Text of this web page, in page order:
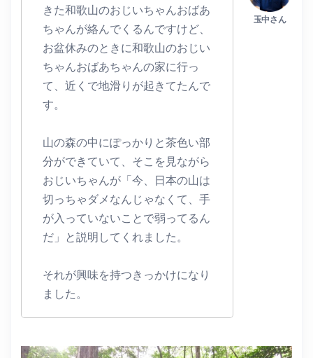
きた和歌山のおじいちゃんおばあ
ちゃんが絡んでくるんですけど、
お盆休みのときに和歌山のおじい
ちゃんおばあちゃんの家に行っ
て、近くで地滑りが起きてたんで
す。
山の森の中にぽっかりと茶色い部
分ができていて、そこを見ながら
おじいちゃんが「今、日本の山は
切っちゃダメなんじゃなくて、手
が入っていないことで弱ってるん
だ」と説明してくれました。
それが興味を持つきっかけになり
ました。